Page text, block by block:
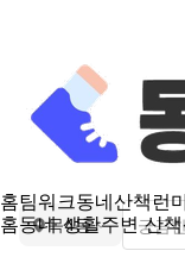
홈팀워크동네산책런
홈동네 생활주변 산책
목4동